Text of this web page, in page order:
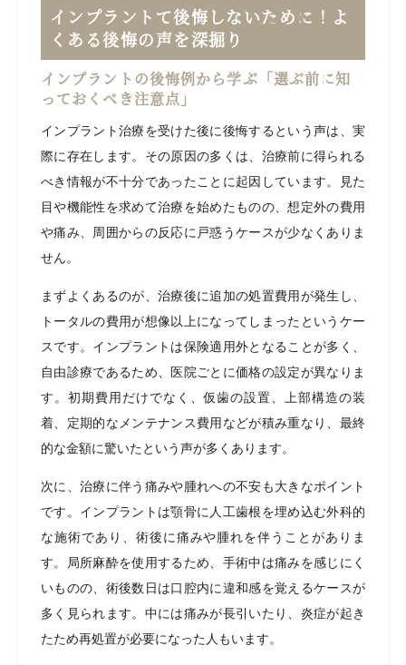
インプラントで後悔しないために！よ
くある後悔の声を深掘り
インプラントの後悔例から学ぶ「選ぶ前に知
っておくべき注意点」
インプラント治療を受けた後に後悔するという声は、実
際に存在します。その原因の多くは、治療前に得られる
べき情報が不十分であったことに起因しています。見た
目や機能性を求めて治療を始めたものの、想定外の費用
や痛み、周囲からの反応に戸惑うケースが少なくありま
せん。
まずよくあるのが、治療後に追加の処置費用が発生し、
トータルの費用が想像以上になってしまったというケー
スです。インプラントは保険適用外となることが多く、
自由診療であるため、医院ごとに価格の設定が異なりま
す。初期費用だけでなく、仮歯の設置、上部構造の装
着、定期的なメンテナンス費用などが積み重なり、最終
的な金額に驚いたという声が多くあります。
次に、治療に伴う痛みや腫れへの不安も大きなポイント
です。インプラントは顎骨に人工歯根を埋め込む外科的
な施術であり、術後に痛みや腫れを伴うことがありま
す。局所麻酔を使用するため、手術中は痛みを感じにく
いものの、術後数日は口腔内に違和感を覚えるケースが
多く見られます。中には痛みが長引いたり、炎症が起き
たため再処置が必要になった人もいます。